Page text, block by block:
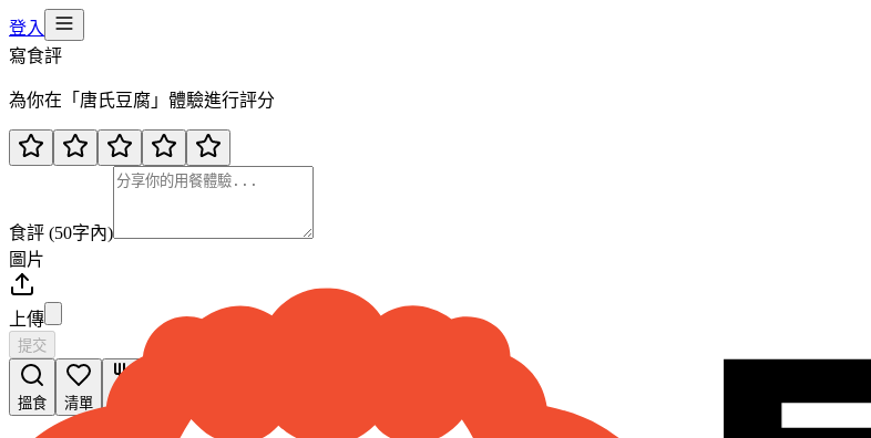
登入
寫食評
為你在「 唐氏豆腐 」體驗進行評分
食評 (50字內)
圖片
上傳
提交
搵食 清單